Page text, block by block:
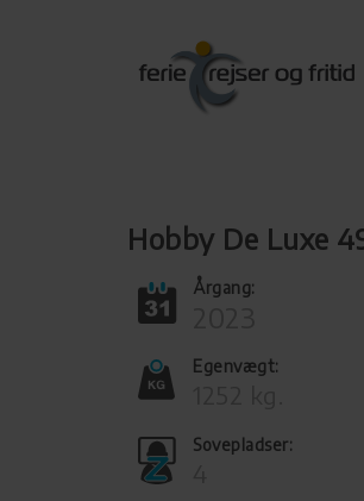
Hobby De Luxe
Årgang:
Egenvægt:
Sovepladser: